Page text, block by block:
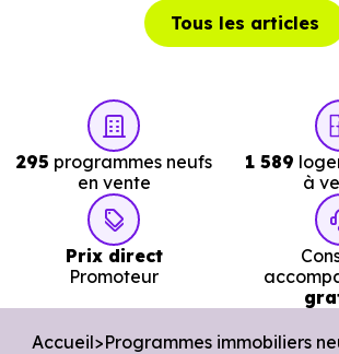
Théâtre de Hautepierre à
Musée : Musée de la Chartreuse
à
en voiture ou à 11.2 km, soit 2h 14
Restaurant :Vigne & Vache
à 17 m,
voiture ou à 17 m, soit 0 min à pied
Tous les articles
295 programmes neufs
en vente
1 589
à
Prix direct
Promoteur
Accueil Programmes immobiliers